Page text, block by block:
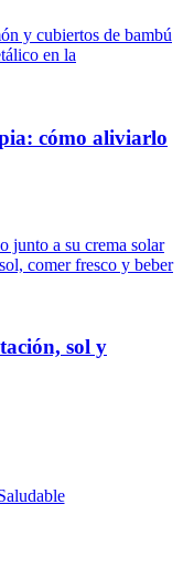
cómo aliviarlo
sol y